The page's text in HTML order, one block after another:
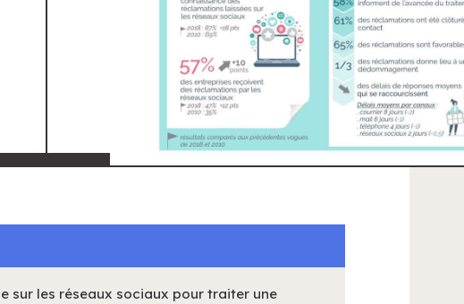
sur les réseaux sociaux pour traiter une